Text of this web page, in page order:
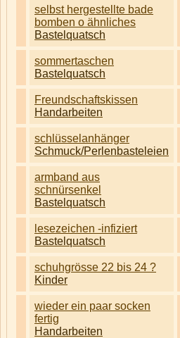
selbst hergestellte bade
bomben o ähnliches
Bastelquatsch
sommertaschen
Bastelquatsch
Freundschaftskissen
Handarbeiten
schlüsselanhänger
Schmuck/Perlenbasteleien
armband aus
schnürsenkel
Bastelquatsch
lesezeichen -infiziert
Bastelquatsch
schuhgrösse 22 bis 24 ?
Kinder
wieder ein paar socken
fertig
Handarbeiten